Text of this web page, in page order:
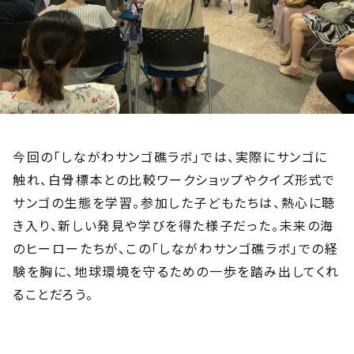
今回の「しながわサンゴ礁ラボ」では、実際にサンゴに
触れ、白骨標本との比較ワークショップやクイズ形式で
サンゴの生態を学習。参加した子どもたちは、熱心に聴
き入り、新しい発見や学びを得た様子だった。未来の海
のヒーローたちが、この「しながわサンゴ礁ラボ」での経
験を胸に、地球環境を守るための一歩を踏み出してくれ
ることだろう。